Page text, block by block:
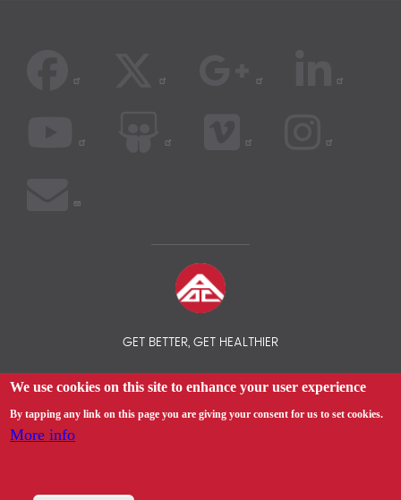
GET BETTER, GET HEALTHIER
© 2026 AOC INSURANCE BROKER - INTERNATIONAL HEALTH
We use cookies on this site to enhance your user experience
By tapping any link on this page you are giving your consent for us to set cookies.
More info